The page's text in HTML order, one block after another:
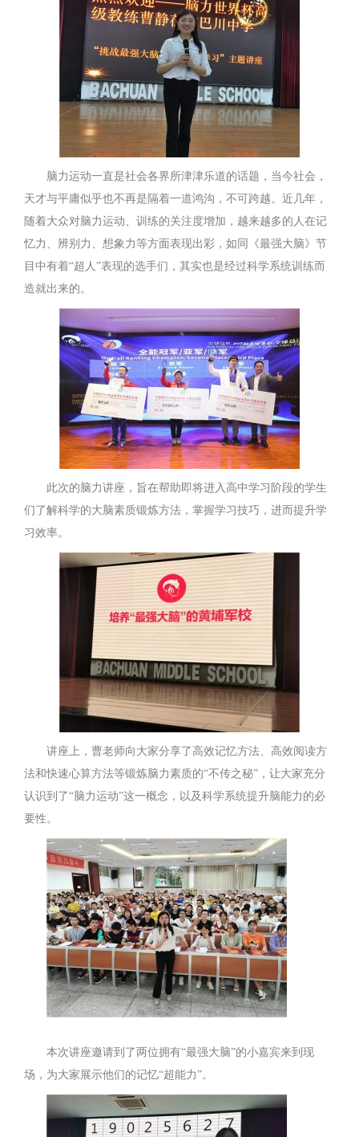
脑力运动一直是社会各界所津津乐道的话题，当今社会，
天才与平庸似乎也不再是隔着一道鸿沟，不可跨越。近几年，
随着大众对脑力运动、训练的关注度增加，越来越多的人在记
忆力、辨别力、想象力等方面表现出彩，如同《最强大脑》节
目中有着“超人”表现的选手们，其实也是经过科学系统训练而
造就出来的。
此次的脑力讲座，旨在帮助即将进入高中学习阶段的学生
们了解科学的大脑素质锻炼方法，掌握学习技巧，进而提升学
习效率。
讲座上，曹老师向大家分享了高效记忆方法、高效阅读方
法和快速心算方法等锻炼脑力素质的“不传之秘”，让大家充分
认识到了“脑力运动”这一概念，以及科学系统提升脑能力的必
要性。
本次讲座邀请到了两位拥有“最强大脑”的小嘉宾来到现
场，为大家展示他们的记忆“超能力”。